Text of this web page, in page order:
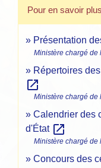
Pour en savoir plus
Présentation
Ministère chargé de
Répertoires
open_in_new
Ministère chargé de
Calendrier des
d'État open_in_new
Ministère chargé de
Concours des